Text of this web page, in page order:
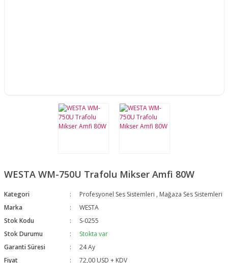
WESTA WM-750U Trafolu Mikser Amfi 80W
Kategori Profesyonel Ses Sistemleri , Mağaza Ses Sistemleri
Marka
WESTA
Stok Kodu
S-0255
Stok Durumu
Stokta var
Garanti Süresi
24 Ay
Fiyat
72,00 USD + KDV